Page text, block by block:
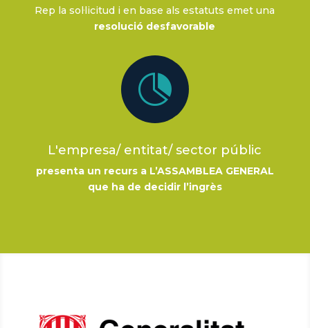
Rep la sol·licitud i en base als estatuts emet una
resolució desfavorable

L'empresa/ entitat/ sector públic
presenta un recurs a L’ASSAMBLEA GENERAL
que ha de decidir l’ingrès